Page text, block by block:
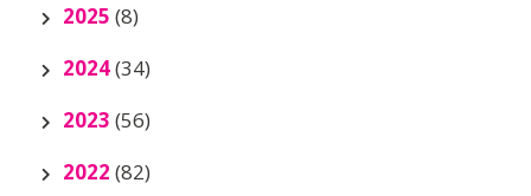
2025 (8)
2024(34)
2023 (56)
2022 (82)